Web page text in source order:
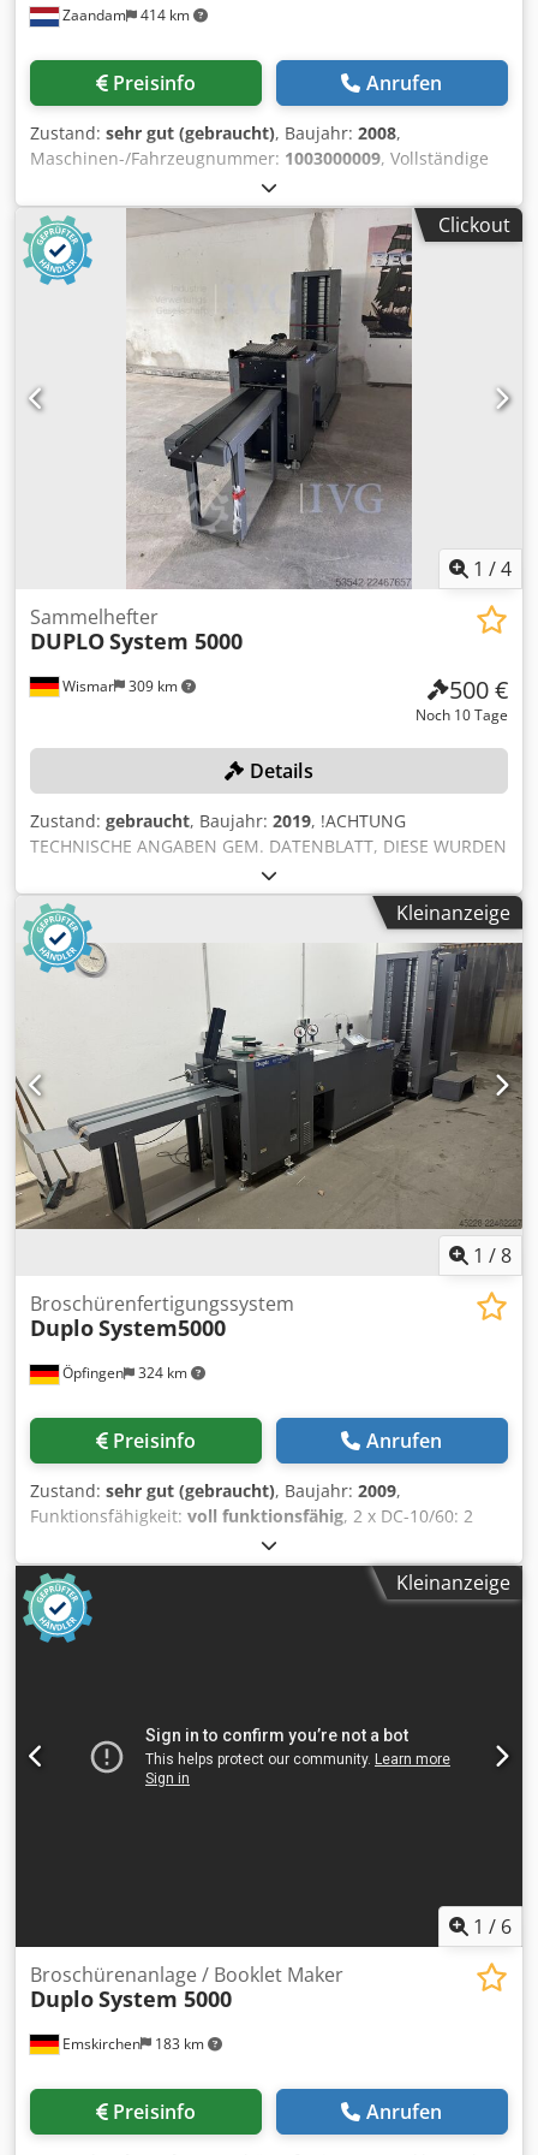
1150 W Djdpfezpwbhox Ah Dekr - Abmessungen: 1610mm
Frontschneider - Broschürenformat: min. 85x120mm; max.
250x356mm - Beschnittenes Endformat: min. 75x120mm -
Bögen (80g/qm) - Stromversorgung: 230 V, 50 Hz, 3,3A, 759
W - Abmessungen: 700mm x 635mm x 1094mm - Gewicht:
241 kg Auf Wunsch können wir folgende Punkte für Sie
organisieren: Verpackung, Verladung, Transport ( per
Schiff oder Flugzeug) inklusive Zollabwicklung Einholen
eines Leasing Angebotes
Zaandam 414 km
Preisinfo Anrufen
Zustand: sehr gut (gebraucht), Baujahr: 2008,
Maschinen-/Fahrzeugnummer: 1003000009, Vollständige
und vollautomatische Endbearbeitungslinie zur
Herstellung von Büchern, Zeitschriften, Katalogen usw. 10-
Stationen-Vakuumförderband-Kollationssystem (inklusive
Lufttrennung) mit Inline-DBM-350-Broschürenmaschine
mit Drahtheftung, Falzen, Schneiden und einer
Falzmaschine (Auto Spinemaster) mit einem
Stapelausleger am oberen Ende der Maschine. Inklusive
Online-Ausrichtungseinheit. Digitales Bedienfeld mit
Touchscreen-Steuerung. Alle Sicherheitsvorrichtungen.
230 V, 1 Phase, 50/60 Hz. Dksdpoztauxofx Ah Djr Min. /
max. Papiergröße: 120 x 148 / 350 x 500 mm Papiergewicht:
40 – 300 g/m² Geschwindigkeit: 5.000 – 10.000
Sätze/Stunde.
Clickout
1 /4
Wismar 309 km
Sammelhefter
DUPLOSystem 5000
500 €
Noch 10 Tage
Details
Zustand: gebraucht, Baujahr: 2019, !ACHTUNG
TECHNISCHE ANGABEN GEM. DATENBLATT, DIESE WURDEN
NICHT GEGENGEPRÜFT, BESICHTIGUNG EMPFOHLEN,
Einlaufformat 4-seitige Bogen min. 180 x 105 mm, max. 550
x 350 mm, Endformat Broschüre: min. 90 x 105 mm, max.
305 x 350 mm, Broschürenstärke: max. 76 Seiten,
Geschwindigkeit: max. 6.000 Takte/h, Maschinenmaße:
6500 x 850 x 1.700 mm (L x B x H) Dksdpszqzclefx Ah Djr
Kleinanzeige
1 /8
Öpfingen 324 km
Broschürenfertigungssystem
DuploSystem5000
Preisinfo Anrufen
Zustand: sehr gut (gebraucht), Baujahr: 2009,
Funktionsfähigkeit: voll funktionsfähig, 2 x DC-10/60: 2
Türme je 10 Stationen (ges. 20 Stationen) Übergabeeinheit
LUL-HM (Handanleger) DBM 500 ( Falz- und Hefteinheit)
DBM-500T Frontschneider Lange Auslage DBM-LS1 DBM-
500 K: Auflagezähler mit Kicker Djdpfx Ahezqt Exo Dekr
Bedienung über Touchscreen
Kleinanzeige
1 / 6
Emskirchen 183 km
Broschürenanlage / Booklet Maker
DuploSystem 5000
Preisinfo Anrufen